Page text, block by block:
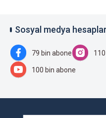
Sosyal medya
79 bin abone
100 bin abone